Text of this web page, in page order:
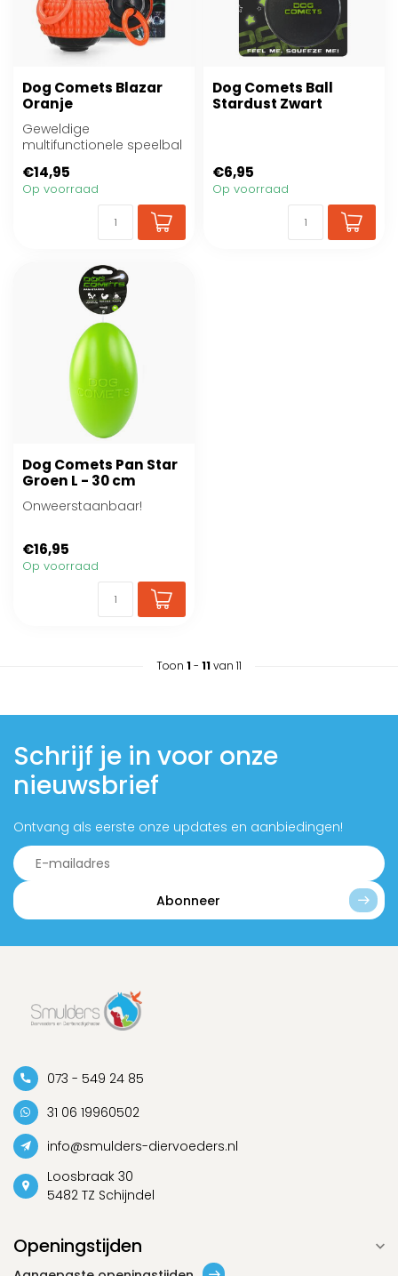
Dog Comets Blazar
Oranje
Geweldige
multifunctionele speelbal
€14,95
Op voorraad
Dog Comets Ball
Stardust Zwart
€6,95
Op voorraad
Dog Comets Pan Star
Groen L - 30 cm
Onweerstaanbaar!
€16,95
Op voorraad
Toon 1- 11van 11
Schrijf je in voor onze
nieuwsbrief
Ontvang als eerste onze updates en aanbiedingen!
Abonneer
073 - 549 24 85
31 06 19960502
info@smulders-diervoeders.nl
Loosbraak 30
5482 TZ Schijndel
Openingstijden